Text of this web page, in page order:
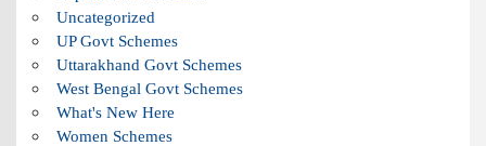
Uncategorized
UP Govt Schemes
Uttarakhand Govt Schemes
West Bengal Govt Schemes
What's New Here
Women Schemes